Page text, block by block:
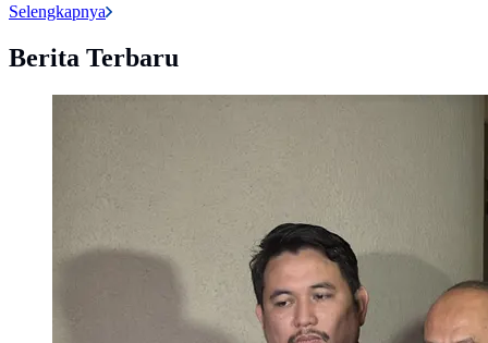
Selengkapnya
Berita Terbaru